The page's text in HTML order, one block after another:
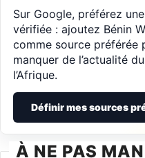
Sur Google, préférez
vérifiée : ajoutez Bénin
comme source préférée
manquer de l’actualité
l’Afrique.
Définir mes sources
À NE PAS